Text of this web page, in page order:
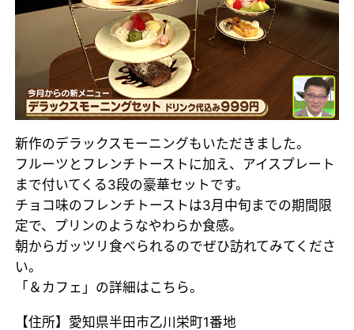
新作のデラックスモーニングもいただきました。
フルーツとフレンチトーストに加え、アイスプレート
まで付いてくる3段の豪華セットです。
チョコ味のフレンチトーストは3月中旬までの期間限
定で、プリンのようなやわらか食感。
朝からガッツリ食べられるのでぜひ訪れてみてくださ
い。
「＆カフェ」の詳細はこちら。
【住所】愛知県半田市乙川栄町1番地